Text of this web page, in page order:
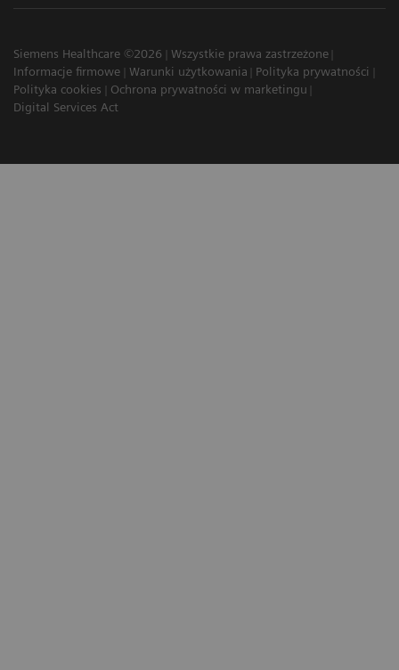
Siemens Healthcare ©2026
Wszystkie prawa zastrzeżone
Informacje firmowe
Warunki użytkowania
Polityka prywatności
Polityka cookies
Ochrona prywatności w marketingu
Digital Services Act